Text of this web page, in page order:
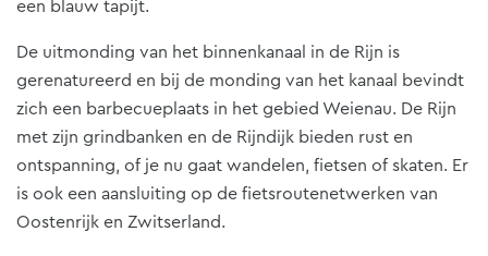
een blauw tapijt.
De uitmonding van het binnenkanaal in de Rijn is
gerenatureerd en bij de monding van het kanaal bevindt
zich een barbecueplaats in het gebied Weienau. De Rijn
met zijn grindbanken en de Rijndijk bieden rust en
ontspanning, of je nu gaat wandelen, fietsen of skaten. Er
is ook een aansluiting op de fietsroutenetwerken van
Oostenrijk en Zwitserland.